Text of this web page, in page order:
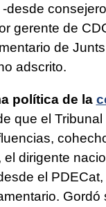
gerente de
de
adscrito.
política de la
que el
dirigente
el